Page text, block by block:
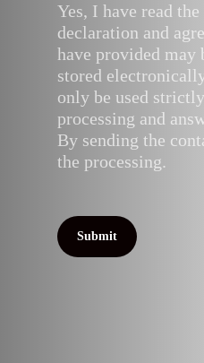
Yes, I have read the
declaration and
have provided may
stored
only be used
processing and
By sending the
the processing.